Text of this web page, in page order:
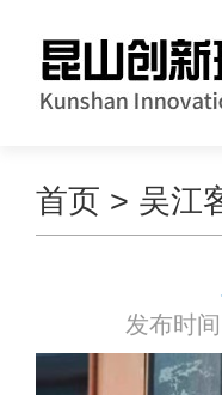
首页 > 吴江
发布时